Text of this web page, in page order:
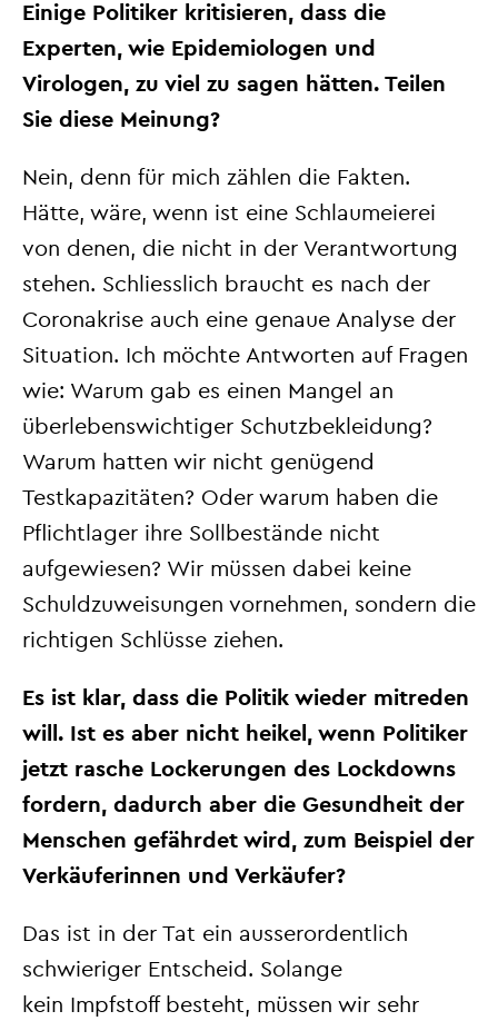
Einige Politiker kritisieren, dass die
Experten, wie Epidemiologen und
Virologen, zu viel zu sagen hätten. Teilen
Sie diese Meinung?
Nein, denn für mich zählen die Fakten.
Hätte, wäre, wenn ist eine Schlaumeierei
von denen, die nicht in der Verantwortung
stehen. Schliesslich braucht es nach der
Coronakrise auch eine genaue Analyse der
Situation. Ich möchte Antworten auf Fragen
wie: Warum gab es einen Mangel an
überlebenswichtiger Schutzbekleidung?
Warum hatten wir nicht genügend
Testkapazitäten? Oder warum haben die
Pflichtlager ihre Sollbestände nicht
aufgewiesen? Wir müssen dabei keine
Schuldzuweisungen vornehmen, sondern die
richtigen Schlüsse ziehen.
Es ist klar, dass die Politik wieder mitreden
will. Ist es aber nicht heikel, wenn Politiker
jetzt rasche Lockerungen des Lockdowns
fordern, dadurch aber die Gesundheit der
Menschen gefährdet wird, zum Beispiel der
Verkäuferinnen und Verkäufer?
Das ist in der Tat ein ausserordentlich
schwieriger Entscheid. Solange
kein Impfstoff besteht, müssen wir sehr